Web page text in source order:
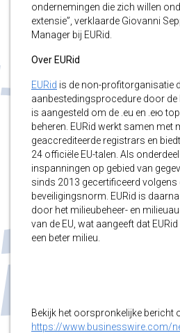
ondernemingen die zich willen
extensie”, verklaarde Giovanni
Manager bij EURid.
Over EURid
EURid is de non-profitorganisatie
aanbestedingsprocedure door
is aangesteld om de .eu en .ею
beheren. EURid werkt samen met
geaccrediteerde registrars en
24 officiële EU-talen. Als
inspanningen op gebied van
sinds 2013 gecertificeerd volgens
beveiligingsnorm. EURid is
door het milieubeheer- en
van de EU, wat aangeeft dat
een beter milieu.
Bekijk het oorspronkelijke bericht
https://www.businesswire.com/